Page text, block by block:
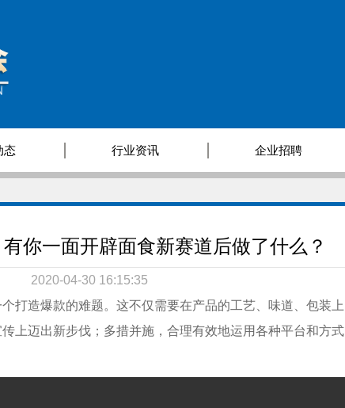
态 行业资讯 企业招聘
你一面开辟面食新赛道后做了什么？
2020-04-30 16:15:35
打造爆款的难题。这不仅需要在产品的工艺、味道、包装上
上迈出新步伐；多措并施，合理有效地运用各种平台和方式